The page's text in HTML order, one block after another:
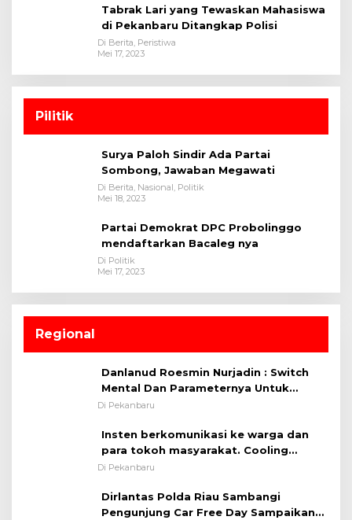
Tabrak Lari yang Tewaskan Mahasiswa
di Pekanbaru Ditangkap Polisi
Di Berita, Peristiwa
Mei 17, 2023
Pilitik
Surya Paloh Sindir Ada Partai
Sombong, Jawaban Megawati
Di Berita, Nasional, Politik
Mei 18, 2023
Partai Demokrat DPC Probolinggo
mendaftarkan Bacaleg nya
Di Politik
Mei 17, 2023
Regional
Danlanud Roesmin Nurjadin : Switch
Mental Dan Parameternya Untuk
Melaksanakan ✈
Di Pekanbaru
Insten berkomunikasi ke warga dan
para tokoh masyarakat. Cooling
System OMP LK ²024 Polsek Rumbai,
Pentingnya Memelihara dan Menjaga
Situasi Kondusif
Di Pekanbaru
Dirlantas Polda Riau Sambangi
Pengunjung Car Free Day Sampaikan